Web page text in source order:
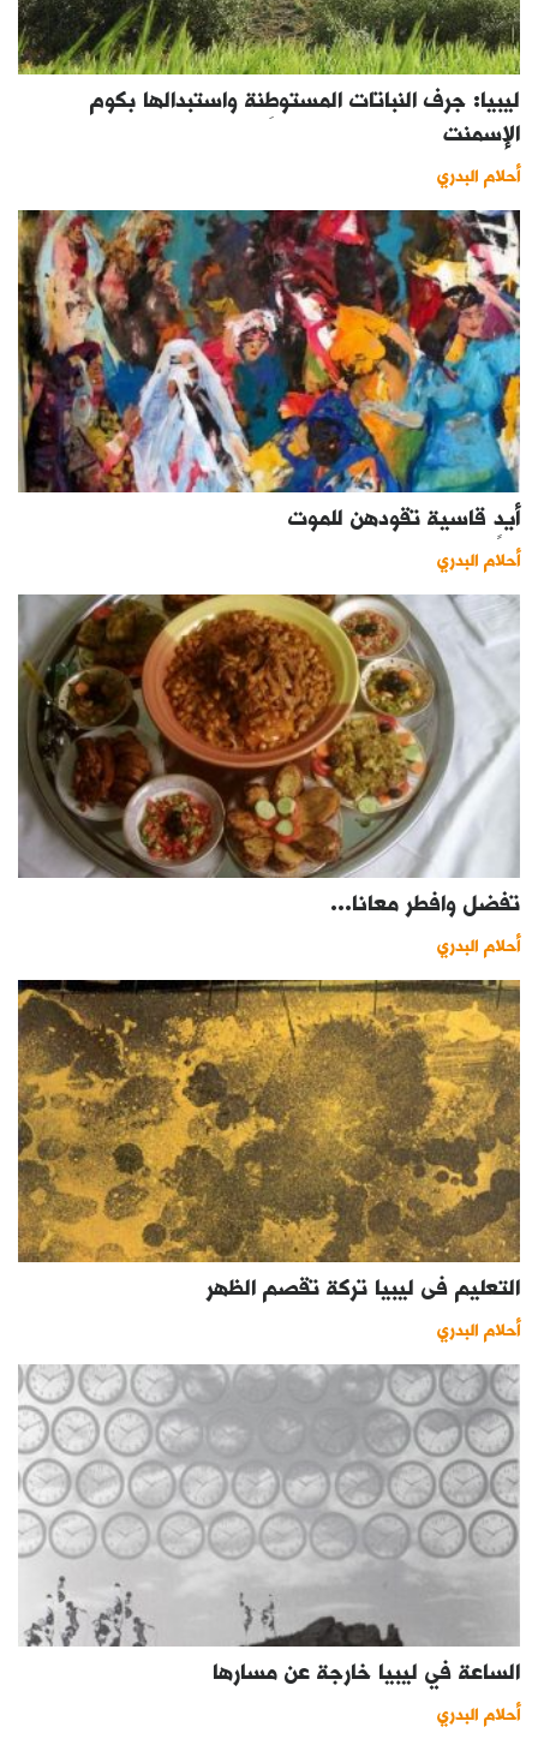
ليبيا: جرف النباتات المستوطِنة واستبدالها بكوم
الإسمنت
أحلام البدري
أيدٍ قاسية تقودهن للموت
أحلام البدري
تفضل وافطر معانا...
أحلام البدري
التعليم فى ليبيا تركة تقصم الظهر
أحلام البدري
الساعة في ليبيا خارجة عن مسارها
أحلام البدري